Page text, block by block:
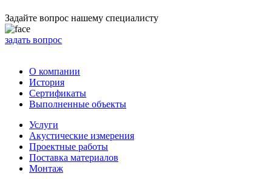
Задайте вопрос нашему специалисту
задать вопрос
О компании
История
Сертификаты
Выполненные объекты
Услуги
Акустические измерения
Проектные работы
Поставка материалов
Монтаж